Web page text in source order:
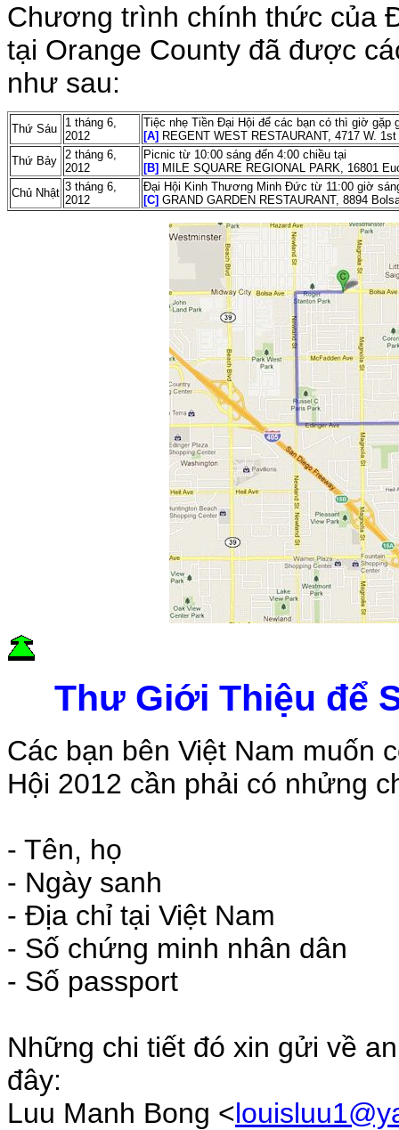
Chương trình chính thức của
tại Orange County đã được
như sau:
Thứ Sáu
1 tháng 6,
2012
Tiệc nhẹ Tiền Đại Hội để các bạn có thì giờ
[A] REGENT WEST RESTAURANT, 4717 W.
Thứ Bảy 2 tháng 6,
2012
Picnic từ 10:00 sáng đến 4:00 chiều tại
[B] MILE SQUARE REGIONAL PARK, 16801
Chủ Nhật 3 tháng 6,
2012
Đại Hội Kinh Thương Minh Đức từ 11:00 giờ
[C] GRAND GARDEN RESTAURANT, 8894
Thư Giới Thiệu để
Các bạn bên Việt Nam muốn
Hội 2012 cần phải có nhửng
- Tên, họ
- Ngày sanh
- Địa chỉ tại Việt Nam
- Số chứng minh nhân dân
- Số passport
Những chi tiết đó xin gửi về
đây:
Luu Manh Bong <